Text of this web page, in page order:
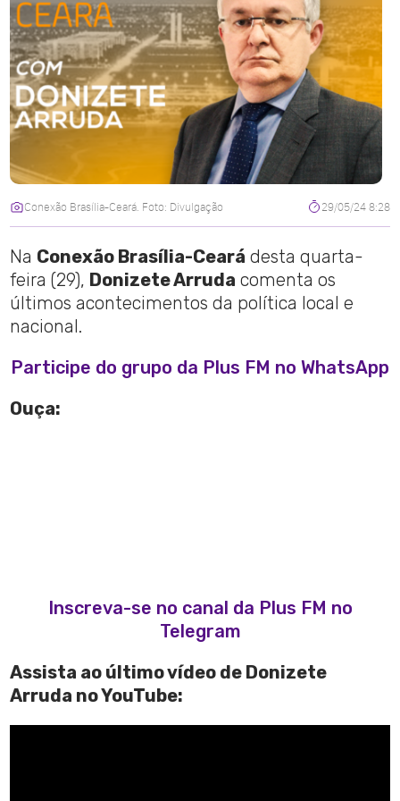
Conexão Brasília-Ceará. Foto: Divulgação 29/05/24 8:28
Na Conexão Brasília-Ceará desta quarta-
feira (29), Donizete Arruda comenta os
últimos acontecimentos da política local e
nacional.
Participe do grupo da Plus FM no WhatsApp
Ouça:
Inscreva-se no canal da Plus FM no
Telegram
Assista ao último vídeo de Donizete
Arruda no YouTube: